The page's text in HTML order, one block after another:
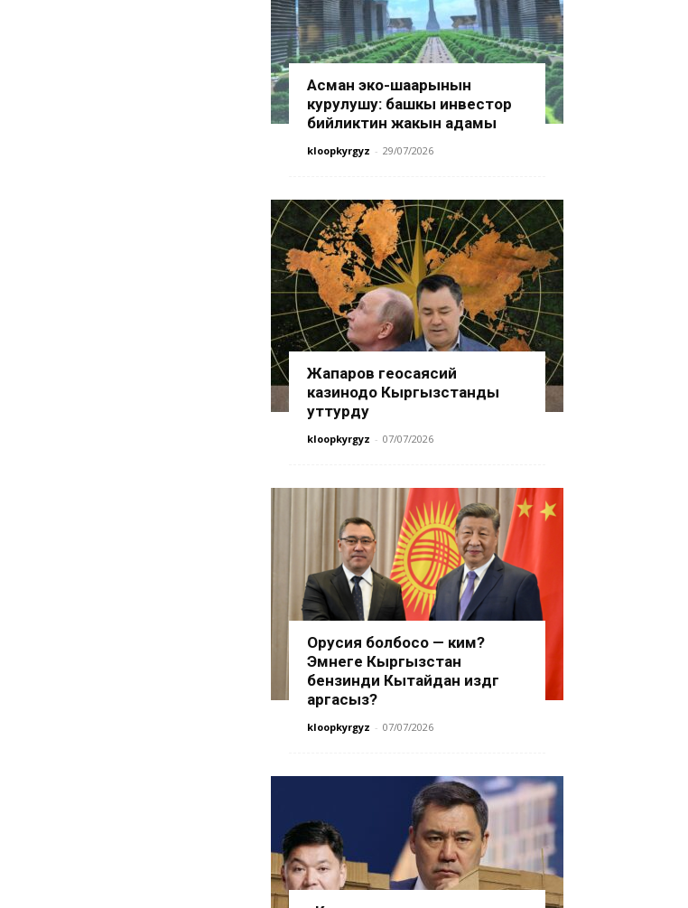
Асман эко-шаарынын
курулушу: башкы инвестор
бийликтин жакын адамы
kloopkyrgyz - 29/07/2026
Жапаров геосаясий
казинодо Кыргызстанды
уттурду
kloopkyrgyz - 07/07/2026
Орусия болбосо — ким?
Эмнеге Кыргызстан
бензинди Кытайдан издөөгө
аргасыз?
kloopkyrgyz - 07/07/2026